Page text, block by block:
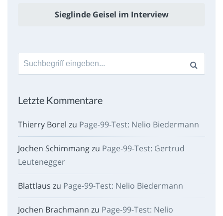
Sieglinde Geisel im Interview
Suche
nach:
Letzte Kommentare
Thierry Borel zu Page-99-Test: Nelio Biedermann
Jochen Schimmangzu Page-99-Test: Gertrud
Leutenegger
Blattlaus zu Page-99-Test: Nelio Biedermann
Jochen Brachmann zu Page-99-Test: Nelio